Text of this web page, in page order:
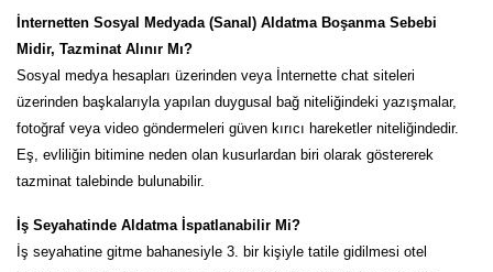
İnternetten Sosyal Medyada (Sanal) Aldatma Boşanma Sebebi
Midir, Tazminat Alınır Mı?
Sosyal medya hesapları üzerinden veya İnternette chat siteleri
üzerinden başkalarıyla yapılan duygusal bağ niteliğindeki yazışmalar,
fotoğraf veya video göndermeleri güven kırıcı hareketler niteliğindedir.
Eş, evliliğin bitimine neden olan kusurlardan biri olarak göstererek
tazminat talebinde bulunabilir.
İş Seyahatinde Aldatma İspatlanabilir Mi?
İş seyahatine gitme bahanesiyle 3. bir kişiyle tatile gidilmesi otel